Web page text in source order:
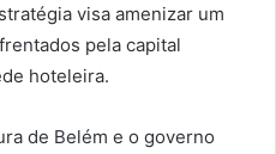
visa amenizar um
pela capital
hoteleira.
de Belém e o governo